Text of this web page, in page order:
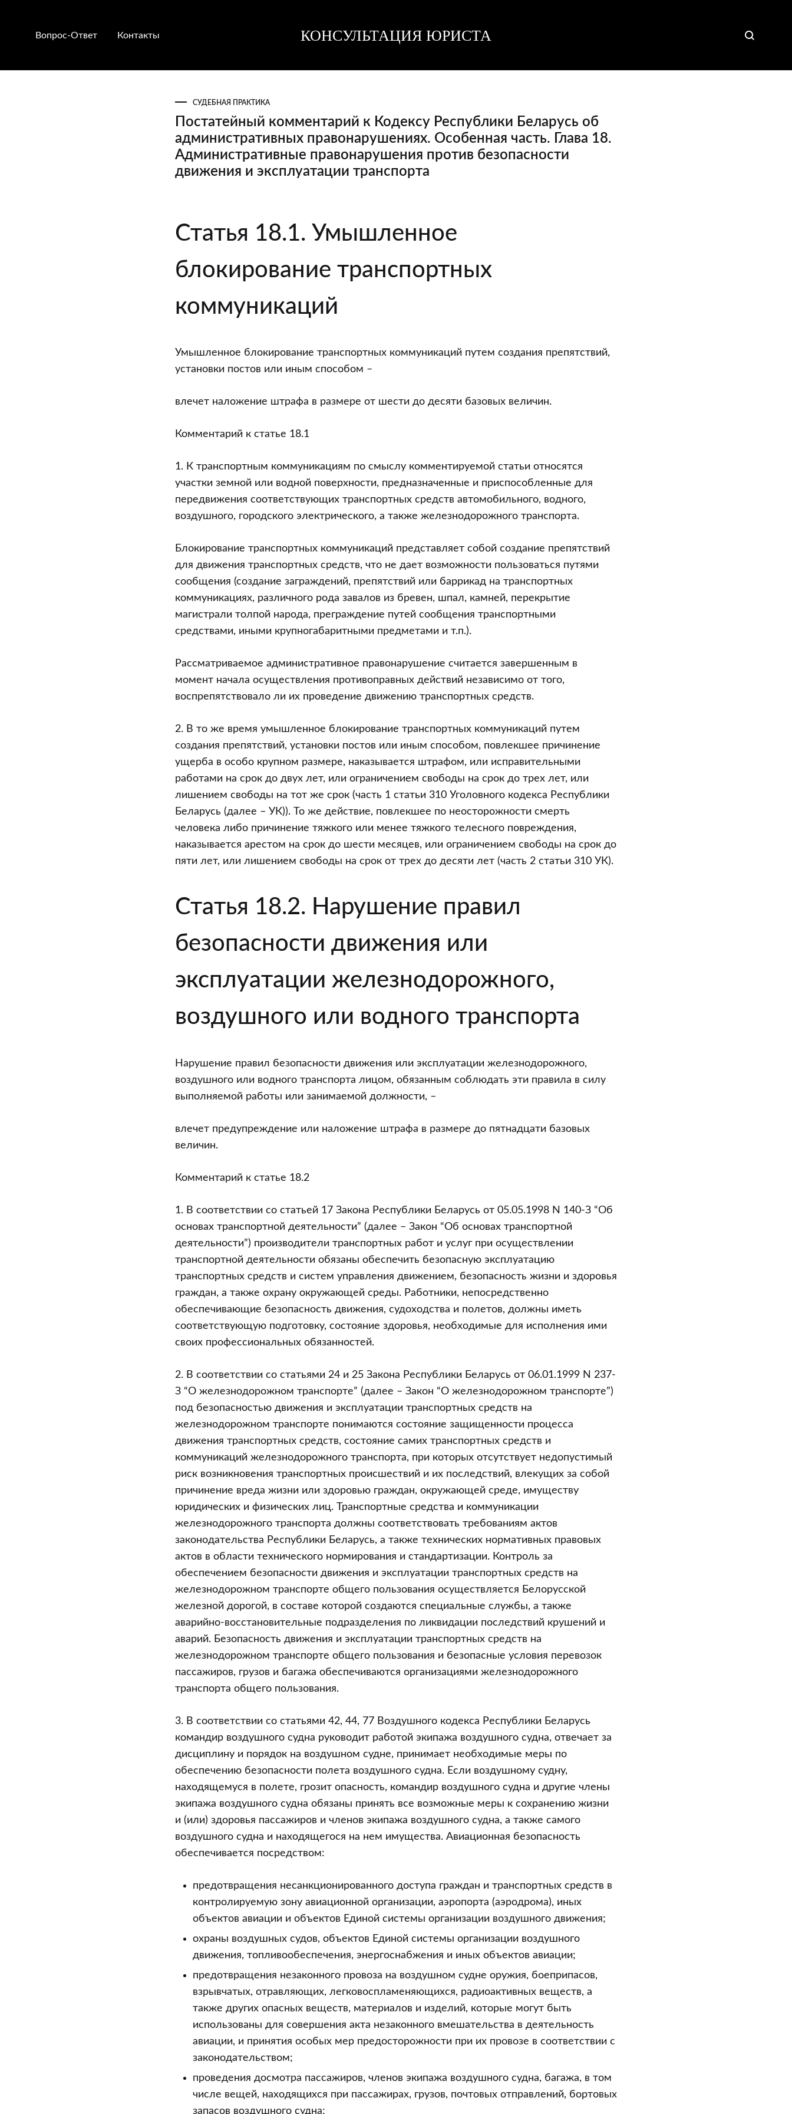
Вопрос-Ответ Контакты КОНСУЛЬТАЦИЯ ЮРИСТА
юриста
юриста
СУДЕБНАЯ ПРАКТИКА
Постатейный комментарий к Кодексу Республики Беларусь об
административных правонарушениях. Особенная часть. Глава 18.
Административные правонарушения против безопасности
движения и эксплуатации транспорта
Постатейный
комментарий
Кодексу
Беларусь
правонарушениях.
Особенная
Глава
Административные
против
безопасности
движения
и
транспорта
Статья 18.1. Умышленное
блокирование транспортных
коммуникаций
Умышленное блокирование транспортных коммуникаций путем создания препятствий,
установки постов или иным способом –
влечет наложение штрафа в размере от шести до десяти базовых величин.
Комментарий к статье 18.1
1. К транспортным коммуникациям по смыслу комментируемой статьи относятся
участки земной или водной поверхности, предназначенные и приспособленные для
передвижения соответствующих транспортных средств автомобильного, водного,
воздушного, городского электрического, а также железнодорожного транспорта.
Блокирование транспортных коммуникаций представляет собой создание препятствий
для движения транспортных средств, что не дает возможности пользоваться путями
сообщения (создание заграждений, препятствий или баррикад на транспортных
коммуникациях, различного рода завалов из бревен, шпал, камней, перекрытие
магистрали толпой народа, преграждение путей сообщения транспортными
средствами, иными крупногабаритными предметами и т.п.).
Рассматриваемое административное правонарушение считается завершенным в
момент начала осуществления противоправных действий независимо от того,
воспрепятствовало ли их проведение движению транспортных средств.
2. В то же время умышленное блокирование транспортных коммуникаций путем
создания препятствий, установки постов или иным способом, повлекшее причинение
ущерба в особо крупном размере, наказывается штрафом, или исправительными
работами на срок до двух лет, или ограничением свободы на срок до трех лет, или
лишением свободы на тот же срок (часть 1 статьи 310 Уголовного кодекса Республики
Беларусь (далее – УК)). То же действие, повлекшее по неосторожности смерть
человека либо причинение тяжкого или менее тяжкого телесного повреждения,
наказывается арестом на срок до шести месяцев, или ограничением свободы на срок до
пяти лет, или лишением свободы на срок от трех до десяти лет (часть 2 статьи 310 УК).
Статья 18.2. Нарушение правил
безопасности движения или
эксплуатации железнодорожного,
воздушного или водного транспорта
Нарушение правил безопасности движения или эксплуатации железнодорожного,
воздушного или водного транспорта лицом, обязанным соблюдать эти правила в силу
выполняемой работы или занимаемой должности, –
влечет предупреждение или наложение штрафа в размере до пятнадцати базовых
величин.
Комментарий к статье 18.2
1. В соответствии со статьей 17 Закона Республики Беларусь от 05.05.1998 N 140-З “Об
основах транспортной деятельности” (далее – Закон “Об основах транспортной
деятельности”) производители транспортных работ и услуг при осуществлении
транспортной деятельности обязаны обеспечить безопасную эксплуатацию
транспортных средств и систем управления движением, безопасность жизни и здоровья
граждан, а также охрану окружающей среды. Работники, непосредственно
обеспечивающие безопасность движения, судоходства и полетов, должны иметь
соответствующую подготовку, состояние здоровья, необходимые для исполнения ими
своих профессиональных обязанностей.
2. В соответствии со статьями 24 и 25 Закона Республики Беларусь от 06.01.1999 N 237-
З “О железнодорожном транспорте” (далее – Закон “О железнодорожном транспорте”)
под безопасностью движения и эксплуатации транспортных средств на
железнодорожном транспорте понимаются состояние защищенности процесса
движения транспортных средств, состояние самих транспортных средств и
коммуникаций железнодорожного транспорта, при которых отсутствует недопустимый
риск возникновения транспортных происшествий и их последствий, влекущих за собой
причинение вреда жизни или здоровью граждан, окружающей среде, имуществу
юридических и физических лиц. Транспортные средства и коммуникации
железнодорожного транспорта должны соответствовать требованиям актов
законодательства Республики Беларусь, а также технических нормативных правовых
актов в области технического нормирования и стандартизации. Контроль за
обеспечением безопасности движения и эксплуатации транспортных средств на
железнодорожном транспорте общего пользования осуществляется Белорусской
железной дорогой, в составе которой создаются специальные службы, а также
аварийно-восстановительные подразделения по ликвидации последствий крушений и
аварий. Безопасность движения и эксплуатации транспортных средств на
железнодорожном транспорте общего пользования и безопасные условия перевозок
пассажиров, грузов и багажа обеспечиваются организациями железнодорожного
транспорта общего пользования.
3. В соответствии со статьями 42, 44, 77 Воздушного кодекса Республики Беларусь
командир воздушного судна руководит работой экипажа воздушного судна, отвечает за
дисциплину и порядок на воздушном судне, принимает необходимые меры по
обеспечению безопасности полета воздушного судна. Если воздушному судну,
находящемуся в полете, грозит опасность, командир воздушного судна и другие члены
экипажа воздушного судна обязаны принять все возможные меры к сохранению жизни
и (или) здоровья пассажиров и членов экипажа воздушного судна, а также самого
воздушного судна и находящегося на нем имущества. Авиационная безопасность
обеспечивается посредством:
предотвращения несанкционированного доступа граждан и транспортных средств в
контролируемую зону авиационной организации, аэропорта (аэродрома), иных
объектов авиации и объектов Единой системы организации воздушного движения;
охраны воздушных судов, объектов Единой системы организации воздушного
движения, топливообеспечения, энергоснабжения и иных объектов авиации;
предотвращения незаконного провоза на воздушном судне оружия, боеприпасов,
взрывчатых, отравляющих, легковоспламеняющихся, радиоактивных веществ, а
также других опасных веществ, материалов и изделий, которые могут быть
использованы для совершения акта незаконного вмешательства в деятельность
авиации, и принятия особых мер предосторожности при их провозе в соответствии с
законодательством;
проведения досмотра пассажиров, членов экипажа воздушного судна, багажа, в том
числе вещей, находящихся при пассажирах, грузов, почтовых отправлений, бортовых
запасов воздушного судна;